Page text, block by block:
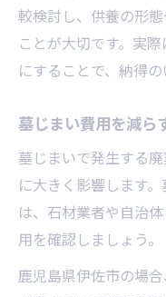
較検討し、供養の形
ことが大切です。実
にすることで、納得
墓じまい費用を減ら
墓じまいで発生する
に大きく影響します
は、石材業者や自治
用を確認しましょう。
鹿児島県伊佐市の場